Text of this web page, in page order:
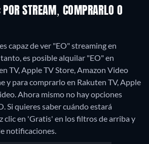
POR STREAM, COMPRARLO O
capaz de ver "EO" streaming en
es posible alquilar "EO" en
TV, Apple TV Store, Amazon Video
y para comprarlo en Rakuten TV, Apple
Ahora mismo no hay opciones
Si quieres saber cuándo estará
clic en 'Gratis' en los filtros de arriba y
notificaciones.